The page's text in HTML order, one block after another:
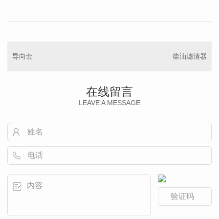
导向套 柴油滤清器
在线留言
LEAVE A MESSAGE